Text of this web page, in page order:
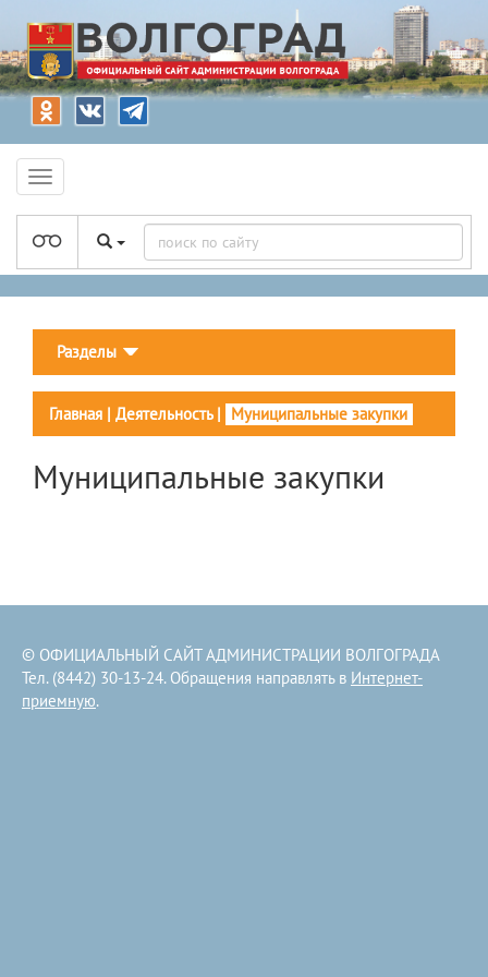
Разделы
Главная | Деятельность| Муниципальные закупки
Муниципальные закупки
© ОФИЦИАЛЬНЫЙ САЙТ АДМИНИСТРАЦИИ ВОЛГОГРАДА
Тел. (8442) 30-13-24. Обращения направлять в Интернет-
приемную.